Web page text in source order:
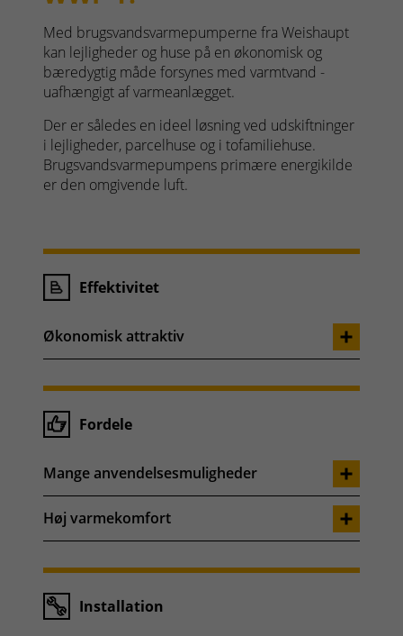
Med brugsvandsvarmepumperne fra Weishaupt
kan lejligheder og huse på en økonomisk og
bæredygtig måde forsynes med varmtvand -
uafhængigt af varmeanlægget.
Der er således en ideel løsning ved udskiftninger
i lejligheder, parcelhuse og i tofamiliehuse.
Brugsvandsvarmepumpens primære energikilde
er den omgivende luft.
Effektivitet
Økonomisk attraktiv
Fordele
Mange anvendelsesmuligheder
Høj varmekomfort
Installation